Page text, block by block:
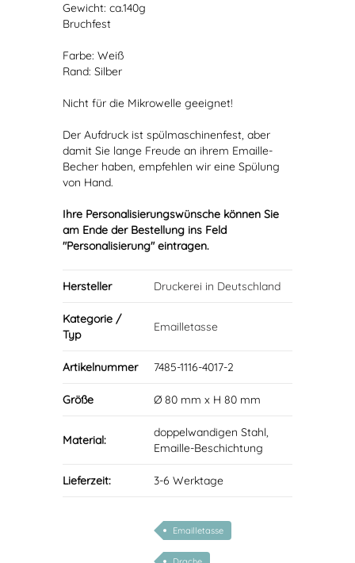
Gewicht: ca.140g
Bruchfest
Farbe: Weiß
Rand: Silber
Nicht für die Mikrowelle geeignet!
Der Aufdruck ist spülmaschinenfest, aber
damit Sie lange Freude an ihrem Emaille-
Becher haben, empfehlen wir eine Spülung
von Hand.
Ihre Personalisierungswünsche können Sie
am Ende der Bestellung ins Feld
"Personalisierung" eintragen.
Hersteller Druckerei in Deutschland
Kategorie /
Typ
Emailletasse
Artikelnummer 7485-1116-4017-2
Größe Ø 80 mm x H 80 mm
Material:
doppelwandigen Stahl,
Emaille-Beschichtung
Lieferzeit: 3-6 Werktage
Emailletasse